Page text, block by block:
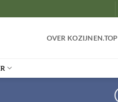
OVER KOZIJNEN.TOP